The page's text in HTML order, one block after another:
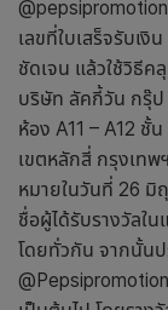
เลขที่ใบเสร็จรับเงิ
ชัดเจน แล้วใช้วิธีค
บริษัท ลัคกี้วัน กรุ๊ป
ห้อง A11 – A12 ชั้น
เขตหลักสี่ กรุงเทพ
หมายในวันที่ 26 มิ
ชื่อผู้ได้รับรางวัลใ
โดยทั่วกัน จากนั้น